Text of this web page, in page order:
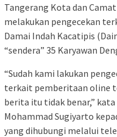
Tangerang Kota dan
melakukan pengecekan
Damai Indah Kacatipis
“sendera” 35 Karyawan
“Sudah kami lakukan
terkait pemberitaan oline
berita itu tidak benar,”
Mohammad Sugiyarto
yang dihubungi melalui